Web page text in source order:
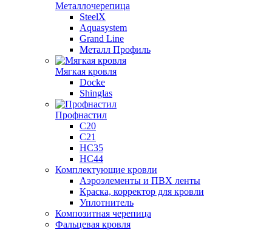
Металлочерепица
SteelX
Aquasystem
Grand Line
Металл Профиль
Мягкая кровля
Docke
Shinglas
Профнастил
C20
C21
НС35
НС44
Комплектующие кровли
Аэроэлементы и ПВХ ленты
Краска, корректор для кровли
Уплотнитель
Композитная черепица
Фальцевая кровля